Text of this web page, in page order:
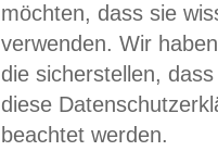
möchten, dass sie
verwenden. Wir
die sicherstellen,
diese
beachtet werden.